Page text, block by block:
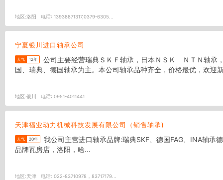
地区:洛阳 电话: 13938871317,0379-6305...
宁夏银川进口轴承公司
人气 12年
国、瑞典、德国轴承为主。本公司轴承品种齐全，价格最优，欢迎
地区:银川 电话: 0951-4011441
天津福业动力机械科技发展有限公司（销售轴承)
人气 20年
品牌瓦房店，洛阳，哈...
地区:天津 电话: 022-83710978，83717179...